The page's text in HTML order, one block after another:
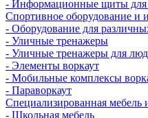
- Информационные щиты для
Спортивное оборудование и
- Оборудование для
- Уличные тренажеры
- Уличные тренажеры для
- Элементы воркаут
- Мобильные комплексы
- Параворкаут
Cпециализированная мебель
- Школьная мебель